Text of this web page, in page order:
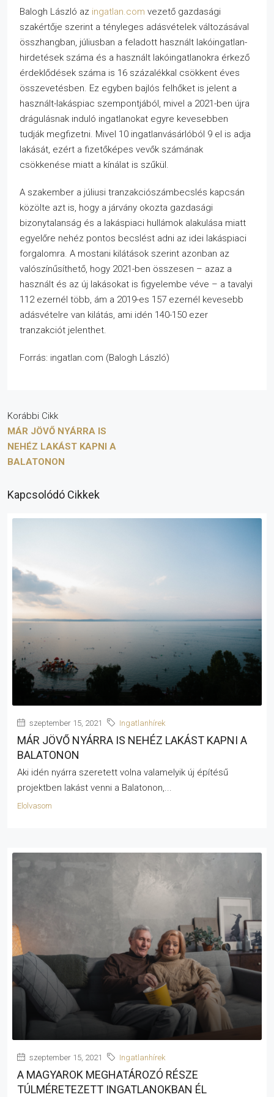
Balogh László az ingatlan.com vezető gazdasági
szakértője szerint a tényleges adásvételek változásával
összhangban, júliusban a feladott használt lakóingatlan-
hirdetések száma és a használt lakóingatlanokra érkező
érdeklődések száma is 16 százalékkal csökkent éves
összevetésben. Ez egyben bajlós felhőket is jelent a
használt-lakáspiac szempontjából, mivel a 2021-ben újra
drágulásnak induló ingatlanokat egyre kevesebben
tudják megfizetni. Mivel 10 ingatlanvásárlóból 9 el is adja
lakását, ezért a fizetőképes vevők számának
csökkenése miatt a kínálat is szűkül.
A szakember a júliusi tranzakciószámbecslés kapcsán
közölte azt is, hogy a járvány okozta gazdasági
bizonytalanság és a lakáspiaci hullámok alakulása miatt
egyelőre nehéz pontos becslést adni az idei lakáspiaci
forgalomra. A mostani kilátások szerint azonban az
valószínűsíthető, hogy 2021-ben összesen – azaz a
használt és az új lakásokat is figyelembe véve – a tavalyi
112 ezernél több, ám a 2019-es 157 ezernél kevesebb
adásvételre van kilátás, ami idén 140-150 ezer
tranzakciót jelenthet.
Forrás: ingatlan.com (Balogh László)
Korábbi Cikk
MÁR JÖVŐ NYÁRRA IS
NEHÉZ LAKÁST KAPNI A
BALATONON
Kapcsolódó Cikkek
szeptember 15, 2021 Ingatlanhírek
MÁR JÖVŐ NYÁRRA IS NEHÉZ LAKÁST KAPNI A
BALATONON
Aki idén nyárra szeretett volna valamelyik új építésű
projektben lakást venni a Balatonon,...
Elolvasom
szeptember 15, 2021 Ingatlanhírek
A MAGYAROK MEGHATÁROZÓ RÉSZE
TÚLMÉRETEZETT INGATLANOKBAN ÉL